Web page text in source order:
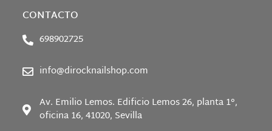
CONTACTO
698902725
info@dirocknailshop.com
Av. Emilio Lemos. Edificio Lemos 26, planta 1°,
oficina 16, 41020, Sevilla